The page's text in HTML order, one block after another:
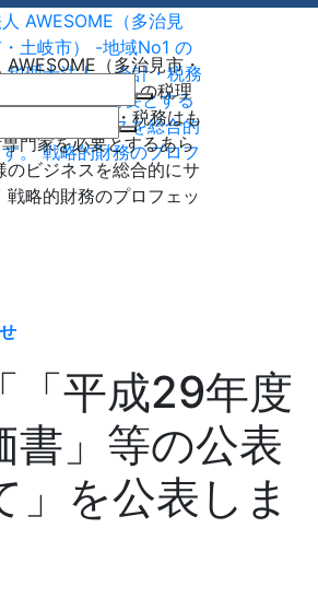
（多治見市・
市） -地域No1 の税理
士法人 – 会計・税務はも
門家を必要とするあら
のビジネスを総合的にサ
略的財務のプロフェッ
「平成29年度
書」等の公表
」を公表しま